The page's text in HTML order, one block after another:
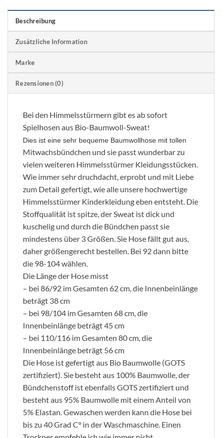
Beschreibung
Zusätzliche Information
Marke
Rezensionen (0)
Bei den Himmelsstürmern gibt es ab sofort
Spielhosen aus Bio-Baumwoll-Sweat!
Dies ist eine sehr bequeme Baumwollhose mit tollen
Mitwachsbündchen und sie passt wunderbar zu
vielen weiteren Himmelsstürmer Kleidungsstücken.
Wie immer sehr druchdacht, erprobt und mit Liebe
zum Detail gefertigt, wie alle unsere hochwertige
Himmelsstürmer Kinderkleidung eben entsteht. Die
Stoffqualität ist spitze, der Sweat ist dick und
kuschelig und durch die Bündchen passt sie
mindestens über 3 Größen. Sie Hose fällt gut aus,
daher größengerecht bestellen. Bei 92 dann bitte
die 98-104 wählen.
Die Länge der Hose misst
– bei 86/92 im Gesamten 62 cm, die Innenbeinlänge
beträgt 38 cm
– bei 98/104 im Gesamten 68 cm, die
Innenbeinlänge beträgt 45 cm
– bei 110/116 im Gesamten 80 cm, die
Innenbeinlänge beträgt 56 cm
Die Hose ist gefertigt aus Bio Baumwolle (GOTS
zertifiziert). Sie besteht aus 100% Baumwolle, der
Bündchenstoff ist ebenfalls GOTS zertifiziert und
besteht aus 95% Baumwolle mit einem Anteil von
5% Elastan. Gewaschen werden kann die Hose bei
bis zu 40 Grad C° in der Waschmaschine. Einen